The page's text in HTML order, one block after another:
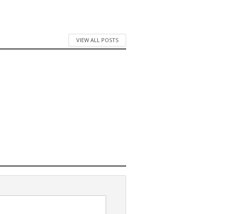
VIEW ALL POSTS